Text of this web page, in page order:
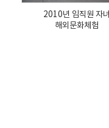
2010년 임직원 자녀
해외문화체험